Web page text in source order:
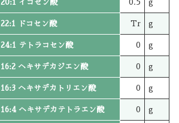
20:1 イコセン酸 0.5 g
22:1 ドコセン酸 Tr g
24:1 テトラコセン酸 0 g
16:2 ヘキサデカジエン酸 0 g
16:3 ヘキサデカトリエン酸 0 g
16:4 ヘキサデカテトラエン酸 0 g